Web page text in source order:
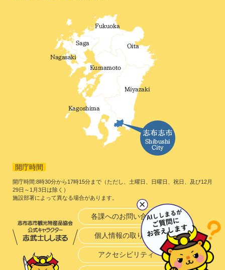
開庁時間
開庁時間:8時30分から17時15分まで（ただし、土曜日、日曜日、祝日、及び12月
29日～1月3日は除く）
施設部署によって異なる場合があります。
各課へのお問い合わせ
個人情報の取り扱い
アクセシビリティ